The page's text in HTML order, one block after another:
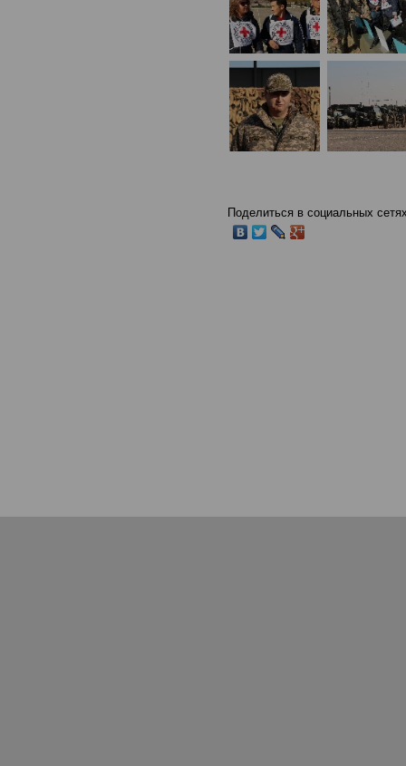
Поделиться в социальных